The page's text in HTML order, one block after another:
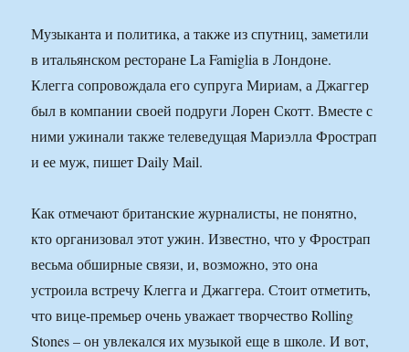
Музыканта и политика, а также из спутниц, заметили
в итальянском ресторане La Famiglia в Лондоне.
Клегга сопровождала его супруга Мириам, а Джаггер
был в компании своей подруги Лорен Скотт. Вместе с
ними ужинали также телеведущая Мариэлла Фрострап
и ее муж, пишет Daily Mail.
Как отмечают британские журналисты, не понятно,
кто организовал этот ужин. Известно, что у Фрострап
весьма обширные связи, и, возможно, это она
устроила встречу Клегга и Джаггера. Стоит отметить,
что вице-премьер очень уважает творчество Rolling
Stones – он увлекался их музыкой еще в школе. И вот,